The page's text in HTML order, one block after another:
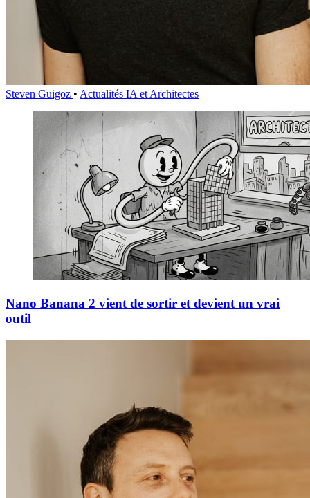
Steven Guigoz • Actualités IA et Architectes
Nano Banana 2 vient de sortir et devient un vrai
outil